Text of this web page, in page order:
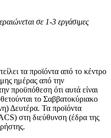
σε 1-3 εργάσιμες
τα προϊόντα από το κέντρο
ημέρας από την
προϋπόθεση ότι αυτά είναι
το Σαββατοκύριακο
Δευτέρα. Τα προϊόντα
στη διεύθυνση (έδρα της